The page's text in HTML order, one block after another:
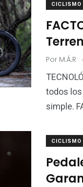
CICLISMO
Por M.Á.R .
todos
simple.
CICLISMO
0
Inicio 2